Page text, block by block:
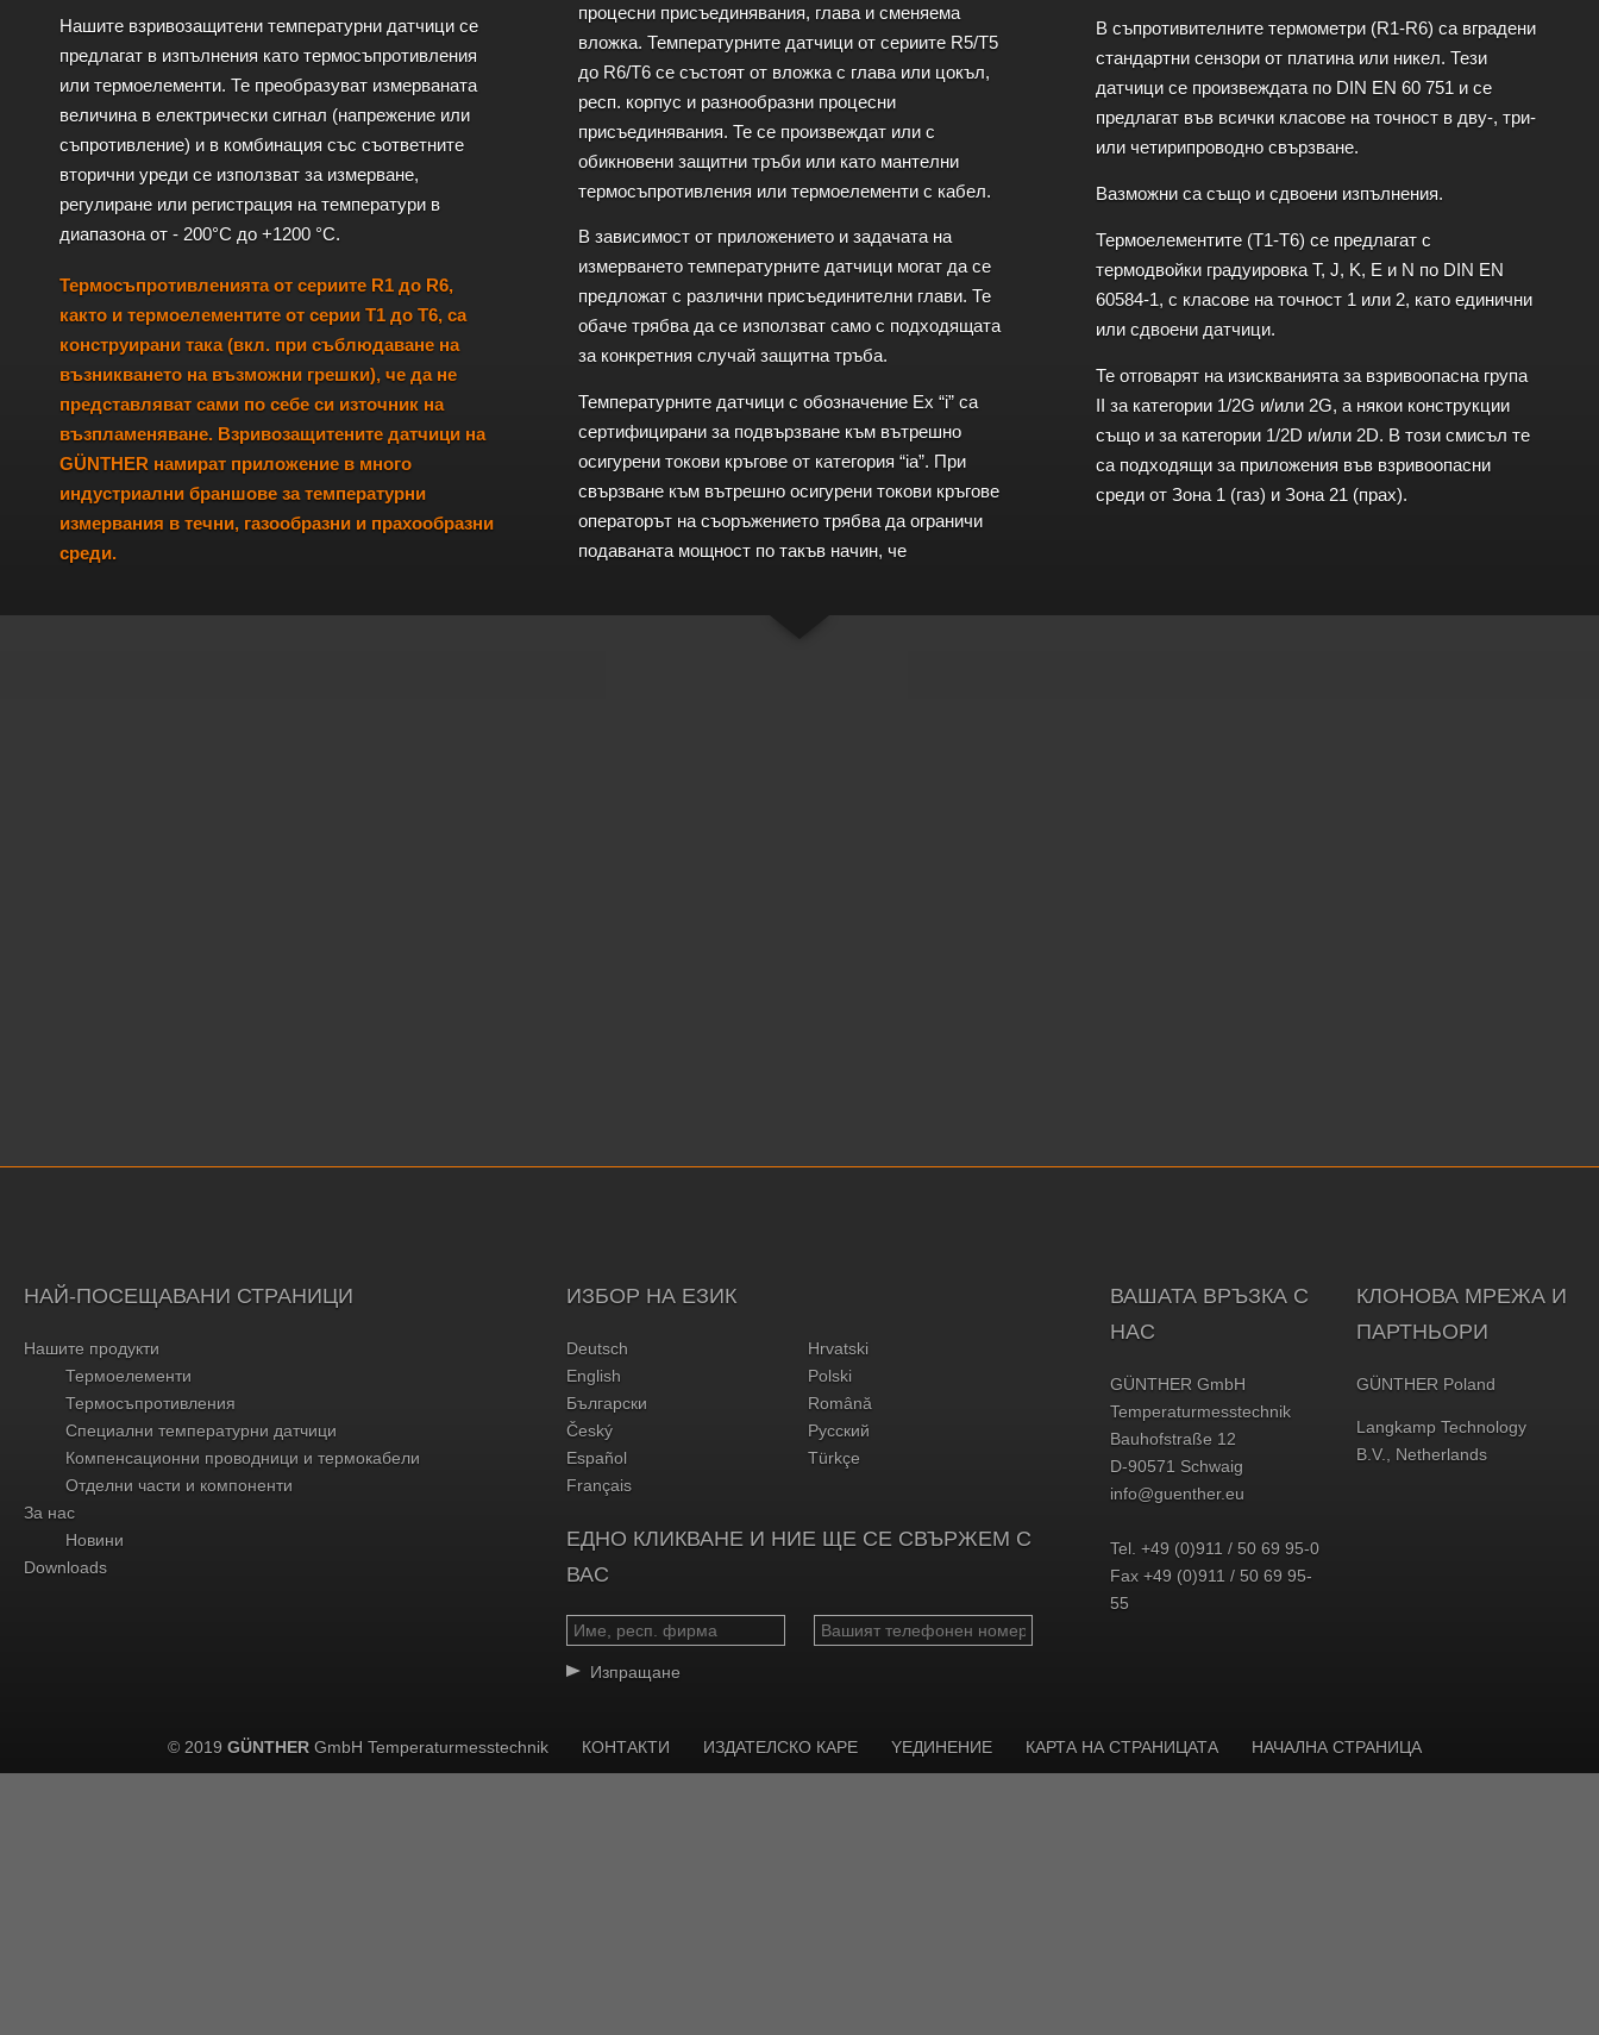
Нашите взривозащитени температурни датчици се
предлагат в изпълнения като термосъпротивления
или термоелементи. Те преобразуват измерваната
величина в електрически сигнал (напрежение или
съпротивление) и в комбинация със съответните
вторични уреди се използват за измерване,
регулиране или регистрация на температури в
диапазона от - 200°C до +1200 °C.
Термосъпротивленията от сериите R1 до R6,
както и термоелементите от серии T1 до T6, са
конструирани така (вкл. при съблюдаване на
възникването на възможни грешки), че да не
представляват сами по себе си източник на
възпламеняване. Взривозащитените датчици на
GÜNTHER намират приложение в много
индустриални браншове за температурни
измервания в течни, газообразни и прахообразни
среди.
процесни присъединявания, глава и сменяема
вложка. Температурните датчици от сериите R5/T5
до R6/T6 се състоят от вложка с глава или цокъл,
респ. корпус и разнообразни процесни
присъединявания. Те се произвеждат или с
обикновени защитни тръби или като мантелни
термосъпротивления или термоелементи с кабел.
В зависимост от приложението и задачата на
измерването температурните датчици могат да се
предложат с различни присъединителни глави. Те
обаче трябва да се използват само с подходящата
за конкретния случай защитна тръба.
Температурните датчици с обозначение Ex “i” са
сертифицирани за подвързване към вътрешно
осигурени токови кръгове от категория “ia”. При
свързване към вътрешно осигурени токови кръгове
операторът на съоръжението трябва да ограничи
подаваната мощност по такъв начин, че
В съпротивителните термометри (R1-R6) са вградени
стандартни сензори от платина или никел. Тези
датчици се произвеждата по DIN EN 60 751 и се
предлагат във всички класове на точност в дву-, три-
или четирипроводно свързване.
Вазможни са също и сдвоени изпълнения.
Термоелементите (T1-T6) се предлагат с
термодвойки градуировка T, J, K, E и N по DIN EN
60584-1, с класове на точност 1 или 2, като единични
или сдвоени датчици.
Те отговарят на изискванията за взривоопасна група
ІІ за категории 1/2G и/или 2G, а някои конструкции
също и за категории 1/2D и/или 2D. В този смисъл те
са подходящи за приложения във взривоопасни
среди от Зона 1 (газ) и Зона 21 (прах).
НАЙ-ПОСЕЩАВАНИ СТРАНИЦИ
Нашите продукти
Термоелементи
Термосъпротивления
Специални температурни датчици
Компенсационни проводници и термокабели
Отделни части и компоненти
За нас
Новини
Downloads
ИЗБОР НА ЕЗИК
Deutsch
English
Български
Český
Español
Français
Hrvatski
Polski
Română
Русский
Türkçe
ЕДНО КЛИКВАНЕ И НИЕ ЩЕ СЕ СВЪРЖЕМ С
ВАС
Изпращане
ВАШАТА ВРЪЗКА С
НАС
GÜNTHER GmbH
Temperaturmesstechnik
Bauhofstraße 12
D-90571 Schwaig
info@guenther.eu
Tel. +49 (0)911 / 50 69 95-0
Fax +49 (0)911 / 50 69 95-
55
КЛОНОВА МРЕЖА И
ПАРТНЬОРИ
GÜNTHER Poland
Langkamp Technology
B.V., Netherlands
© 2019 GÜNTHER GmbH Temperaturmesstechnik КОНТАКТИ ИЗДАТЕЛСКО КАРЕ YЕДИНЕНИЕ КАРТА НА СТРАНИЦАТА НАЧАЛНА СТРАНИЦА